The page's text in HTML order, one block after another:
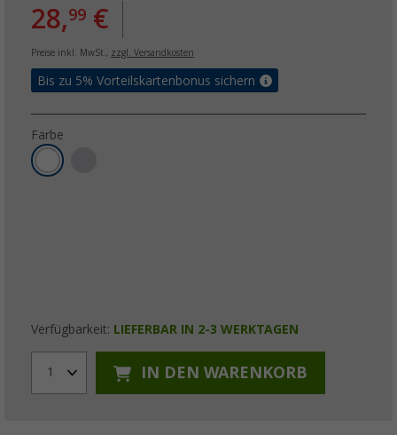
28,99 €
Preise inkl. MwSt., zzgl. Versandkosten
Bis zu 5% Vorteilskartenbonus sichern
Farbe
Verfügbarkeit: LIEFERBAR IN 2-3 WERKTAGEN
1 IN DEN WARENKORB